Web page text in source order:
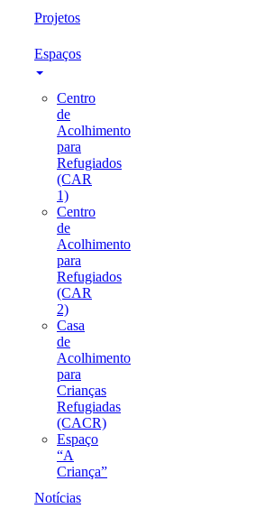
Projetos
Espaços
Centro
de
Acolhimento
para
Refugiados
(CAR
1)
Centro
de
Acolhimento
para
Refugiados
(CAR
2)
Casa
de
Acolhimento
para
Crianças
Refugiadas
(CACR)
Espaço
“A
Criança”
Notícias